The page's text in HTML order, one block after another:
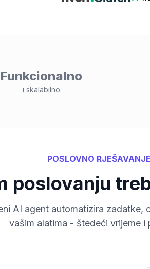
Funkcionalno
i skalabilno
POSLOVNO
poslovanju
AI agent automatizira zadatke,
vašim alatima - štedeći vrijeme i